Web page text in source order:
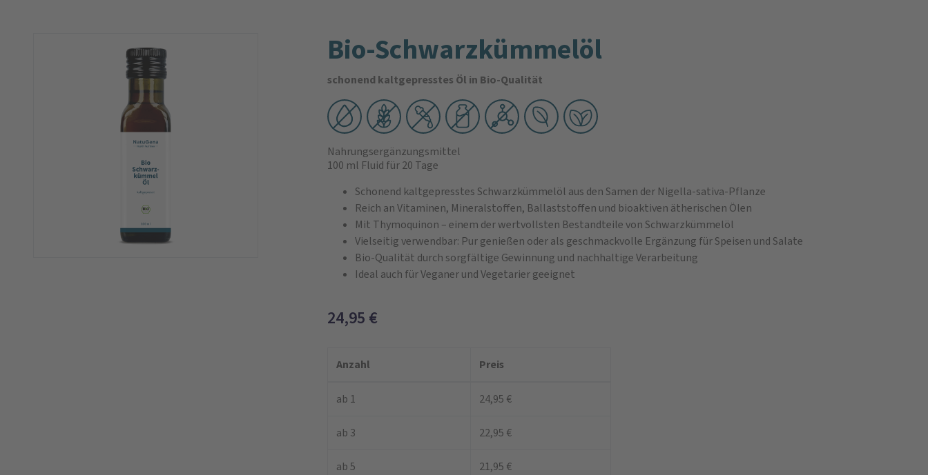
Bio-Schwarzkümmelöl
schonend kaltgepresstes Öl in Bio-Qualität
Nahrungsergänzungsmittel
100 ml Fluid für 20 Tage
Schonend kaltgepresstes Schwarzkümmelöl aus den Samen der Nigella-sativa-Pflanze
Reich an Vitaminen, Mineralstoffen, Ballaststoffen und bioaktiven ätherischen Ölen
Mit Thymoquinon – einem der wertvollsten Bestandteile von Schwarzkümmelöl
Vielseitig verwendbar: Pur genießen oder als geschmackvolle Ergänzung für Speisen und Salate
Bio-Qualität durch sorgfältige Gewinnung und nachhaltige Verarbeitung
Ideal auch für Veganer und Vegetarier geeignet
24,95 €
Anzahl Preis
ab 1 24,95 €
ab 3 22,95 €
ab 5 21,95 €